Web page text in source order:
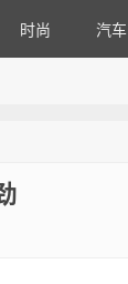
时尚 汽车